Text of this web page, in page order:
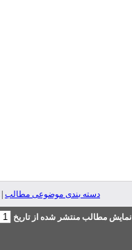
دسته بندی موضوعی مطالب
نمایش مطالب منتشر شده از تاریخ